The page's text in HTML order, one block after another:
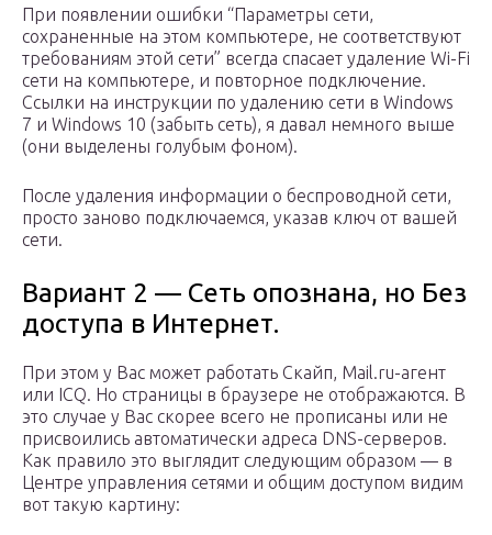
При появлении ошибки “Параметры сети,
сохраненные на этом компьютере, не соответствуют
требованиям этой сети” всегда спасает удаление Wi-Fi
сети на компьютере, и повторное подключение.
Ссылки на инструкции по удалению сети в Windows
7 и Windows 10 (забыть сеть), я давал немного выше
(они выделены голубым фоном).
После удаления информации о беспроводной сети,
просто заново подключаемся, указав ключ от вашей
сети.
Вариант 2 — Сеть опознана, но Без
доступа в Интернет.
При этом у Вас может работать Скайп, Mail.ru-агент
или ICQ. Но страницы в браузере не отображаются. В
это случае у Вас скорее всего не прописаны или не
присвоились автоматически адреса DNS-серверов.
Как правило это выглядит следующим образом — в
Центре управления сетями и общим доступом видим
вот такую картину: